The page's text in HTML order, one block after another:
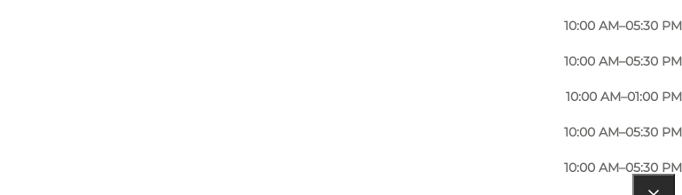
10:00 AM–05:30 PM
10:00 AM–05:30 PM
10:00 AM–01:00 PM
10:00 AM–05:30 PM
10:00 AM–05:30 PM